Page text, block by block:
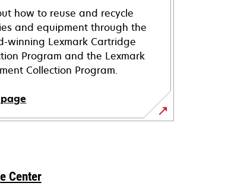
how to reuse and recycle
and equipment through the
winning Lexmark Cartridge
Program and the Lexmark
Collection Program.
Center